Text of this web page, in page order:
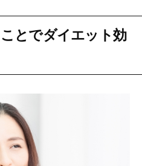
とでダイエット効